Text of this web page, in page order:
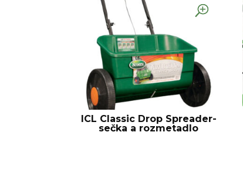
ICL Classic Drop Spreader-
sečka a rozmetadlo